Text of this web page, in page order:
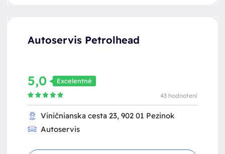
Autoservis Petrolhead
5,0 Excelentné
43 hodnotení
Viničnianska cesta 23, 902 01 Pezinok
Autoservis